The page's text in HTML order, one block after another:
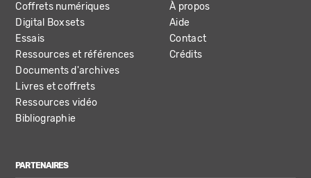
Coffrets numériques
Digital Boxsets
Essais
Ressources et références
Documents d'archives
Livres et coffrets
Ressources vidéo
Bibliographie
À propos
Aide
Contact
Crédits
PARTENAIRES